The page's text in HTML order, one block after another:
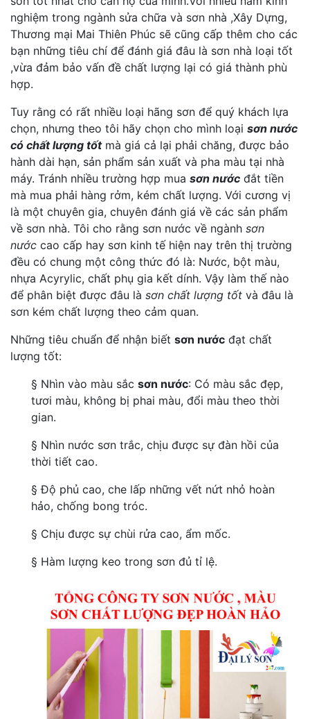
nghiệm trong ngành sửa chữa và sơn nhà ,Xây Dựng,
Thương mại Mai Thiên Phúc sẽ cũng cấp thêm cho các
bạn những tiêu chí để đánh giá đâu là sơn nhà loại tốt
,vừa đảm bảo vấn đề chất lượng lại có giá thành phù
hợp.
Tuy rằng có rất nhiều loại hãng sơn để quý khách lựa
chọn, nhưng theo tôi hãy chọn cho mình loại sơn nước
có chất lượng tốtmà giá cả lại phải chăng, được bảo
hành dài hạn, sản phẩm sản xuất và pha màu tại nhà
máy. Tránh nhiều trường hợp mua sơn nước đắt tiền
mà mua phải hàng rởm, kém chất lượng. Với cương vị
là một chuyên gia, chuyên đánh giá về các sản phẩm
về sơn nhà. Tôi cho rằng sơn nước về ngành sơn
nước cao cấp hay sơn kinh tế hiện nay trên thị trường
đều có chung một công thức đó là: Nước, bột màu,
nhựa Acyrylic, chất phụ gia kết dính. Vậy làm thế nào
để phân biệt được đâu là sơn chất lượng tốt và đâu là
sơn kém chất lượng theo cảm quan.
Những tiêu chuẩn để nhận biết sơn nước đạt chất
lượng tốt:
§ Nhìn vào màu sắc sơn nước: Có màu sắc đẹp,
tươi màu, không bị phai màu, đổi màu theo thời
gian.
§ Nhìn nước sơn trắc, chịu được sự đàn hồi của
thời tiết cao.
§ Độ phủ cao, che lấp những vết nứt nhỏ hoàn
hảo, chống bong tróc.
§ Chịu được sự chùi rửa cao, ẩm mốc.
§ Hàm lượng keo trong sơn đủ tỉ lệ.